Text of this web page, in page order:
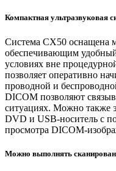
Компактная ультразвуковая
Система CX50 оснащена
обеспечивающим
условиях вне
позволяет оперативно
проводной и
DICOM позволяют
ситуациях. Можно также
DVD и USB-носитель с
просмотра DICOM-
Можно выполнять